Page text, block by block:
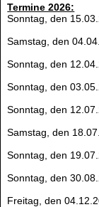
Termine 2026:
Sonntag, den
Samstag, den
Sonntag, den
Sonntag, den
Sonntag, den
Samstag, den
Sonntag, den
Sonntag, den
Freitag, den